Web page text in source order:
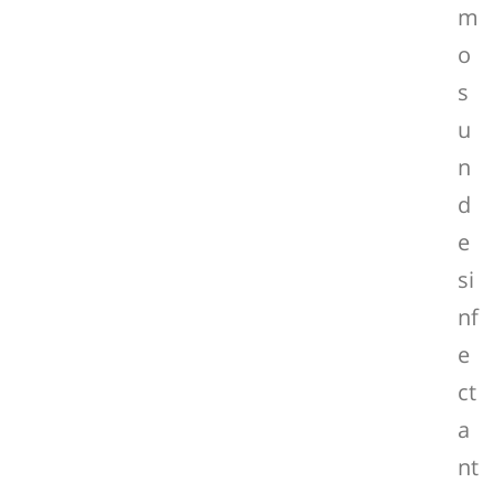
m
o
s
u
n
d
e
si
nf
e
ct
a
nt